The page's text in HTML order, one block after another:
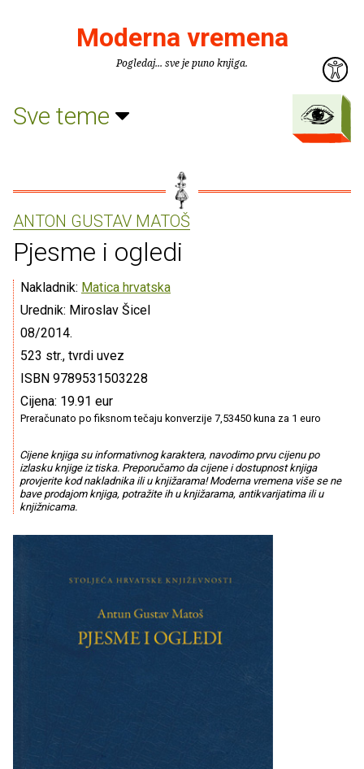
Moderna vremena
Pogledaj... sve je puno knjiga.
Sve teme
ANTON GUSTAV MATOŠ
Pjesme i ogledi
Nakladnik: Matica hrvatska
Urednik: Miroslav Šicel
08/2014.
523 str., tvrdi uvez
ISBN 9789531503228
Cijena: 19.91 eur
Preračunato po fiksnom tečaju konverzije 7,53450 kuna za 1 euro
Cijene knjiga su informativnog karaktera, navodimo prvu cijenu po
izlasku knjige iz tiska. Preporučamo da cijene i dostupnost knjiga
provjerite kod nakladnika ili u knjižarama! Moderna vremena više se ne
bave prodajom knjiga, potražite ih u knjižarama, antikvarijatima ili u
knjižnicama.